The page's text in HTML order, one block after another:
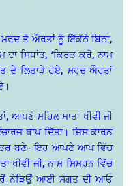
ਮਰਦ ਤੇ ਔਰਤਾਂ ਨੂੰ ਇੱਕੱਠੇ ਬਿਠਾ,
ਸਿਧਾਂਤ, ‘ਕਿਰਤ ਕਰੋ, ਨਾਮ
ਦੇ ਲਿਤਾੜੇ ਹੋਏ, ਮਰਦ ਔਰਤਾਂ
ਆਪਣੇ ਮਹਿਲ ਮਾਤਾ ਖੀਵੀ ਜੀ
ਥਾਪ ਦਿੱਤਾ। ਜਿਸ ਕਾਰਨ
ਬਣੇ- ਇਹ ਆਪਣੇ ਆਪ ਵਿੱਚ
ਖੀਵੀ ਜੀ, ਨਾਮ ਸਿਮਰਨ ਵਿੱਚ
ਨੇੜਿਉਂ ਆਈ ਸੰਗਤ ਦੀ ਆਓ